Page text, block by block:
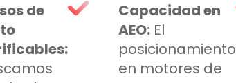
de
Capacidad en
AEO: El
posicionamiento
en motores de